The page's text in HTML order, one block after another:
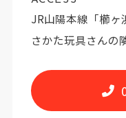
JR山陽本線「櫛ヶ
さかた玩具さんの